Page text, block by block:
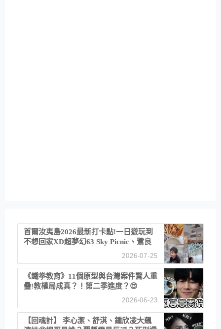
首爾汝夷島2026最新打卡點!一日遊玩到
不想回家XD超夢幻63 Sky Picnic、鷺良
津帝王蟹大餐、《淚之女王》拍攝地、漢
2026-07-25
《鐵拳教育》11個原型與台灣案件驚人重
疊!教權局成真？！第二季進度？😍
2026-06-23
【回魂計】 李心潔、舒淇、鍾欣凌大飆